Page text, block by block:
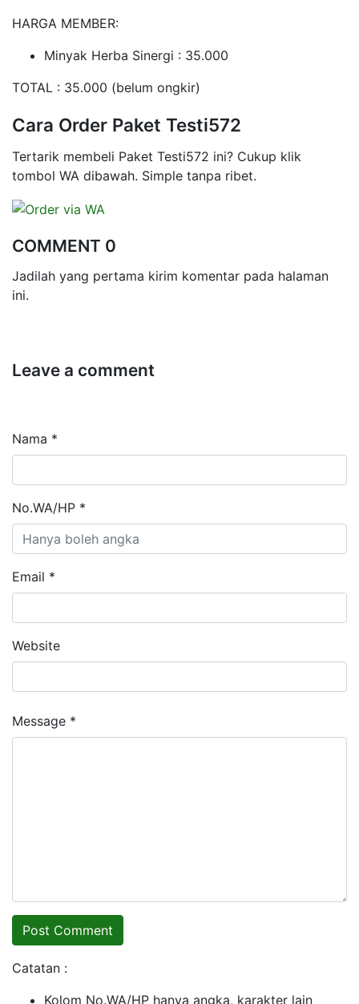
HARGA MEMBER:
Minyak Herba Sinergi : 35.000
TOTAL : 35.000 (belum ongkir)
Cara Order Paket Testi572
Tertarik membeli Paket Testi572 ini? Cukup klik
tombol WA dibawah. Simple tanpa ribet.
COMMENT 0
Jadilah yang pertama kirim komentar pada halaman
ini.
Leave a comment
Nama *
No.WA/HP *
Email *
Website
Message *
Catatan :
Kolom No.WA/HP hanya angka, karakter lain